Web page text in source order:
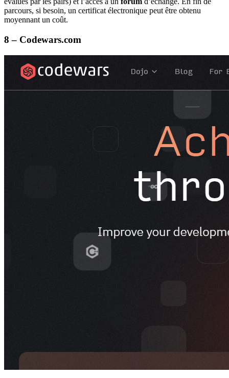
parcours, si besoin, un certificat électronique peut être obtenu
moyennant un coût.
8 – Codewars.com